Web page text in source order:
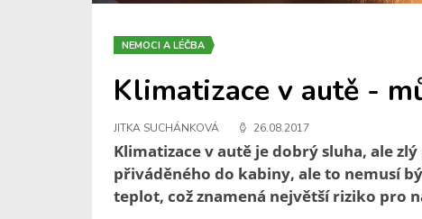
NEMOCI A LÉČBA
Klimatizace v autě -
JITKA SUCHÁNKOVÁ 26.08.2017
Klimatizace v autě je dobrý sluha, ale
přiváděného do kabiny, ale to nemusí
teplot, což znamená největší riziko pro